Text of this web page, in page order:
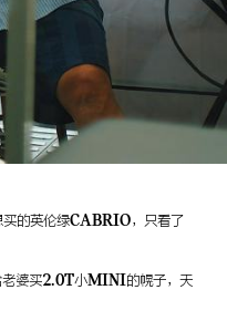
买的英伦绿CABRIO，只看了
婆买2.0T小MINI的幌子，天